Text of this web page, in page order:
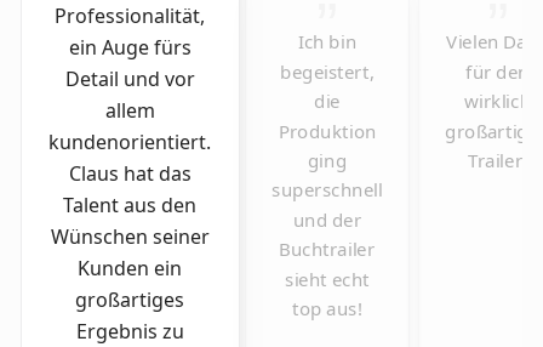
Professionalität,
ein Auge fürs
Detail und vor
allem
kundenorientiert.
Claus hat das
Talent aus den
Wünschen seiner
Kunden ein
großartiges
Ergebnis zu
Ich bin
begeistert,
die
Produktion
ging
superschnell
und der
Buchtrailer
sieht echt
top aus!
Vielen
für den
wirklich
Trailer!